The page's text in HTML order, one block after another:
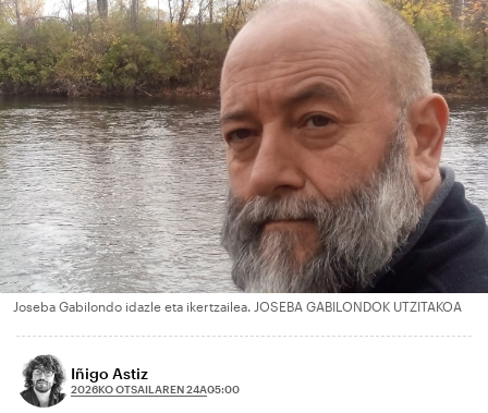
Joseba Gabilondo idazle eta ikertzailea. JOSEBA GABILONDOK UTZITAKOA
Iñigo Astiz
2026KO OTSAILAREN 24A05:00